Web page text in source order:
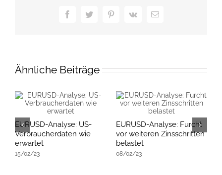
FacebookTwitterPinterest
Vk
E-
Ähnliche Beiträge
EURUSD-Analyse: US-
Verbraucherdaten wie
erwartet
15/02/23
EURUSD-Analyse: Furcht
vor weiteren Zinsschritten
belastet
08/02/23